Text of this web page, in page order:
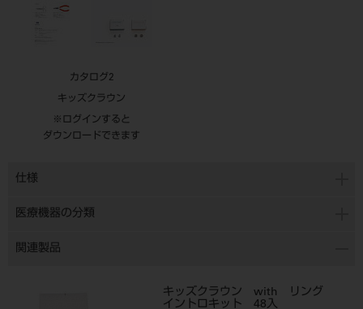
カタログ2
キッズクラウン
※ログインすると
ダウンロードできます
仕様
医療機器の分類
関連製品
キッズクラウン with リング
イントロキット 48入